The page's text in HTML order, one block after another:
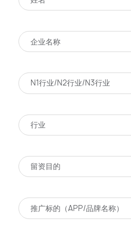
N1行业/N2行业/N3行业
行业
留资目的